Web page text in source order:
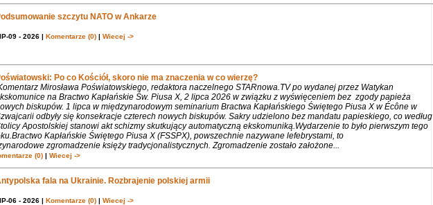
szczytu NATO w Ankarze
09 - 2026 | Komentarze (0)| Wiecej ->
Po co Kościół, skoro nie ma znaczenia w co wierzę?
Mirosława Poświatowskiego, redaktora naczelnego STARnowa.TV po wydanej przez Watykan
na Bractwo Kapłańskie Św. Piusa X, 2 lipca 2026 w związku z wyświęceniem bez zgody papieża
biskupów. 1 lipca w międzynarodowym seminarium Bractwa Kapłańskiego Świętego Piusa X w Écône w
odbyły się konsekracje czterech nowych biskupów. Sakry udzielono bez mandatu papieskiego, co według
Apostolskiej stanowi akt schizmy skutkujący automatyczną ekskomuniką.Wydarzenie to było pierwszym tego
Kapłańskie Świętego Piusa X (FSSPX), powszechnie nazywane lefebrystami, to
zgromadzenie księży tradycjonalistycznych. Zgromadzenie zostało założone...
(0)| Wiecej ->
fala na Ukrainie. Rozbrajenie polskiej armii
06 - 2026 | Komentarze (0)| Wiecej ->